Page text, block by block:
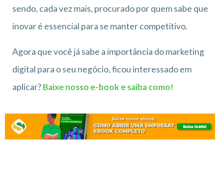
sendo, cada vez mais, procurado por quem sabe que
inovar é essencial para se manter competitivo.
Agora que você já sabe a importância do marketing
digital para o seu negócio, ficou interessado em
aplicar?Baixe nosso e-book e saiba como!